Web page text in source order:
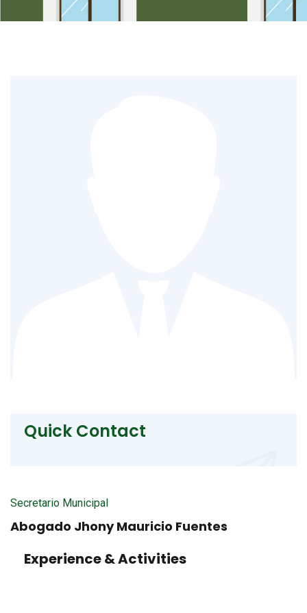
Quick Contact
Secretario Municipal
Abogado Jhony Mauricio Fuentes
Experience & Activities